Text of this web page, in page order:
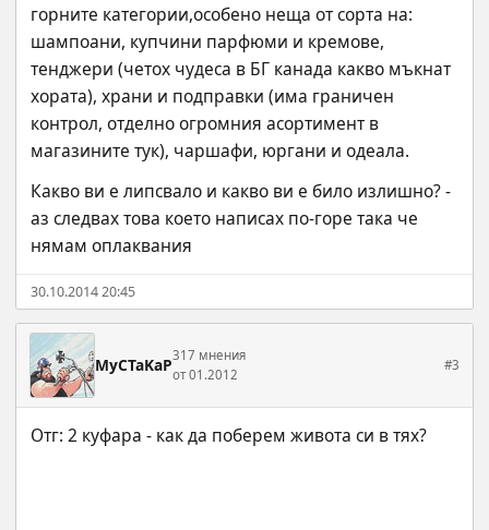
горните категории,особено неща от сорта на:
шампоани, купчини парфюми и кремове,
тенджери (четох чудеса в БГ канада какво мъкнат
хората), храни и подправки (има граничен
контрол, отделно огромния асортимент в
магазините тук), чаршафи, юргани и одеала.
Какво ви е липсвало и какво ви е било излишно? -
аз следвах това което написах по-горе така че
нямам оплаквания
30.10.2014 20:45
MyCTaKaP317 мнения
от 01.2012
#3